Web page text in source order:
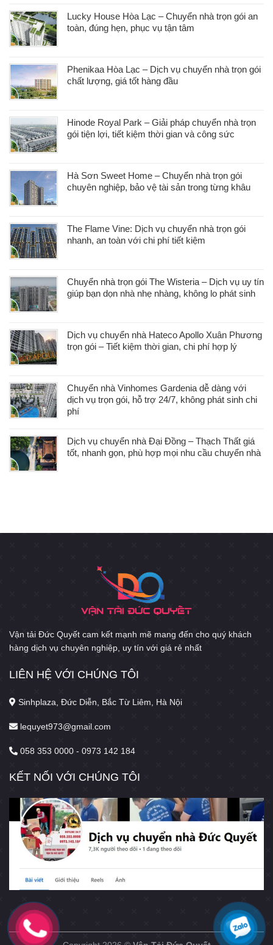
Lucky House Hòa Lạc – Chuyển nhà trọn gói an
toàn, đúng hẹn, phục vụ tận tâm
Phenikaa Hòa Lạc – Dịch vụ chuyển nhà trọn gói
chất lượng, giá tốt hàng đầu
Hinode Royal Park – Giải pháp chuyển nhà trọn
gói tiện lợi, tiết kiệm thời gian và công sức
Hà Sơn Sweet Home – Chuyển nhà trọn gói
chuyên nghiệp, bảo vệ tài sản trong từng khâu
The Flame Vine: Dịch vụ chuyển nhà trọn gói
nhanh, an toàn với chi phí tiết kiệm
Chuyển nhà trọn gói The Wisteria – Dịch vụ uy tín
giúp bạn dọn nhà nhẹ nhàng, không lo phát sinh
Dịch vụ chuyển nhà Hateco Apollo Xuân Phương
trọn gói – Tiết kiệm thời gian, chi phí hợp lý
Chuyển nhà Vinhomes Gardenia dễ dàng với
dịch vụ trọn gói, hỗ trợ 24/7, không phát sinh chi
phí
Dịch vụ chuyển nhà Đại Đồng – Thạch Thất giá
tốt, nhanh gọn, phù hợp mọi nhu cầu chuyển nhà
Vận tải Đức Quyết cam kết mạnh mẽ mang đến cho quý khách
hàng dịch vụ chuyên nghiệp, uy tín với giá rẻ nhất
LIÊN HỆ VỚI CHÚNG TÔI
Sinhplaza, Đức Diễn, Bắc Từ Liêm, Hà Nội
lequyet973@gmail.com
058 353 0000 - 0973 142 184
KẾT NỐI VỚI CHÚNG TÔI